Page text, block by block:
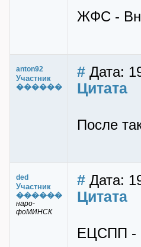
ЖФС -
anton92
Участник
������
# Дата:
Цитата
После
ded
Участник
������
наро-
фоМИНСК
# Дата:
Цитата
ЕЦСПП -